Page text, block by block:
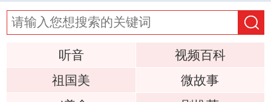
听音
视频百科
祖国美
微故事